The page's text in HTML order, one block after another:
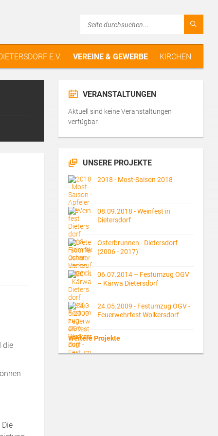
E.V. VEREINE & GEWERBE KIRCHEN
die
VERANSTALTUNGEN
Aktuell sind keine Veranstaltungen
verfügbar.
UNSERE PROJEKTE
2018 - Most-Saison 2018
08.09.2018 - Weinfest in
Dietersdorf
Osterbrunnen - Dietersdorf
(2006 - 2017)
06.07.2014 – Festumzug OGV
– Kärwa Dietersdorf
24.05.2009 - Festumzug OGV -
Feuerwehrfest Wolkersdorf
Weitere Projekte